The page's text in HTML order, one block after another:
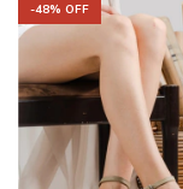
-48% OFF